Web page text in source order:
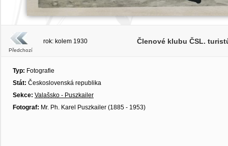
Předchozí
rok: kolem 1930 Členové klubu ČSL.
Typ: Fotografie
Stát: Československá republika
Sekce: Valašsko - Puszkailer
Fotograf: Mr. Ph. Karel Puszkailer (1885 - 1953)